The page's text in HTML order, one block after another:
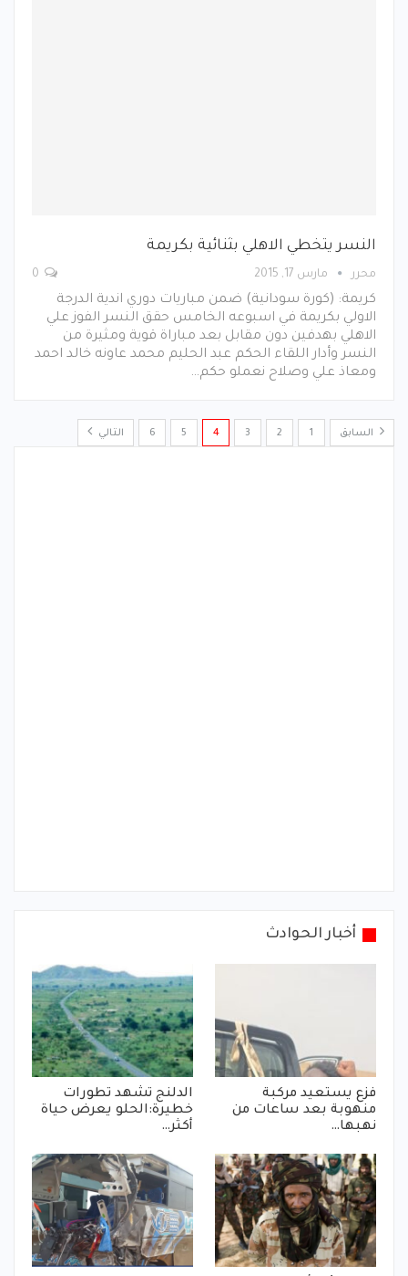
النسر يتخطي الاهلي بثنائية بكريمة
محرر مارس 17, 2015
كريمة: (كورة سودانية) ضمن مباريات دوري اندية الدرجة
الاولي بكريمة في اسبوعه الخامس حقق النسر الفوز علي
الاهلي بهدفين دون مقابل بعد مباراة قوية ومثيرة من
النسر وأدار اللقاء الحكم عبد الحليم محمد عاونه خالد احمد
ومعاذ علي وصلاح نعملو حكم…
السابق 1
2
3
4
5
6 التالي
أخبار الحوادث
فزع يستعيد مركبة
منهوبة بعد ساعات من
نهبها…
الدلنج تشهد تطورات
خطيرة:الحلو يعرض حياة
أكثر…